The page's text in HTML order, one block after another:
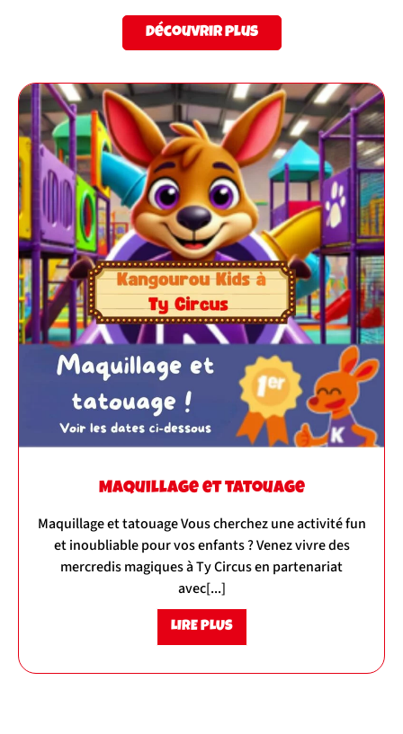
Découvrir plus
Maquillage et tatouage
Maquillage et tatouage Vous cherchez une activité fun
et inoubliable pour vos enfants ? Venez vivre des
mercredis magiques à Ty Circus en partenariat
avec[...]
LIRE PLUS